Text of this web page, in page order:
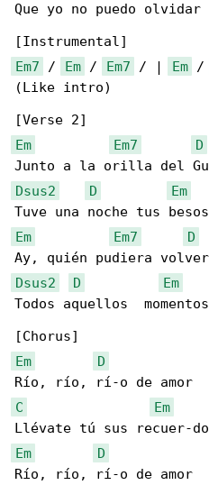
Que yo no puedo olvidar
Em7 / Em / Em7 / | Em /
(Like intro)
Em
Em7 D
Dsus2
D Em
Em
Em7 D
Dsus2
D Em
Todos aquellos  momentos
Em
D
C
Em
Em
D